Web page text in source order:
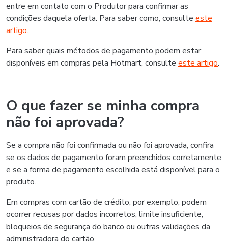
entre em contato com o Produtor para confirmar as
condições daquela oferta. Para saber como, consulte este
artigo.
Para saber quais métodos de pagamento podem estar
disponíveis em compras pela Hotmart, consulte este artigo.
O que fazer se minha compra
não foi aprovada?
Se a compra não foi confirmada ou não foi aprovada, confira
se os dados de pagamento foram preenchidos corretamente
e se a forma de pagamento escolhida está disponível para o
produto.
Em compras com cartão de crédito, por exemplo, podem
ocorrer recusas por dados incorretos, limite insuficiente,
bloqueios de segurança do banco ou outras validações da
administradora do cartão.